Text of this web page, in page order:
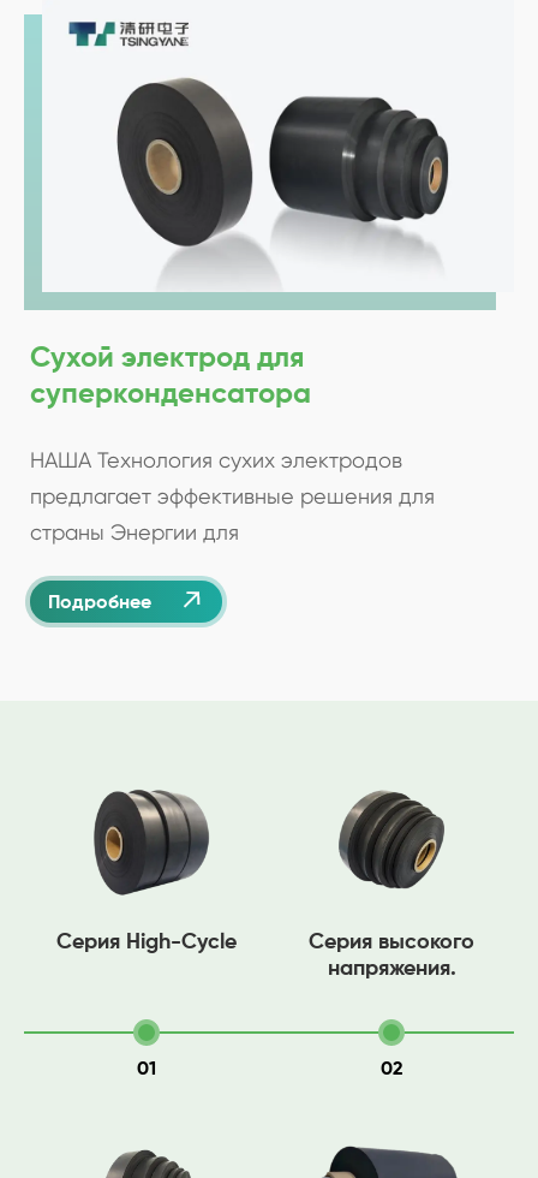
Сухой электрод для
суперконденсатора
НАША Технология сухих электродов
предлагает эффективные решения для
страны Энергии для
Подробнее 
Серия High-Cycle
01
Серия высокого
напряжения.
02